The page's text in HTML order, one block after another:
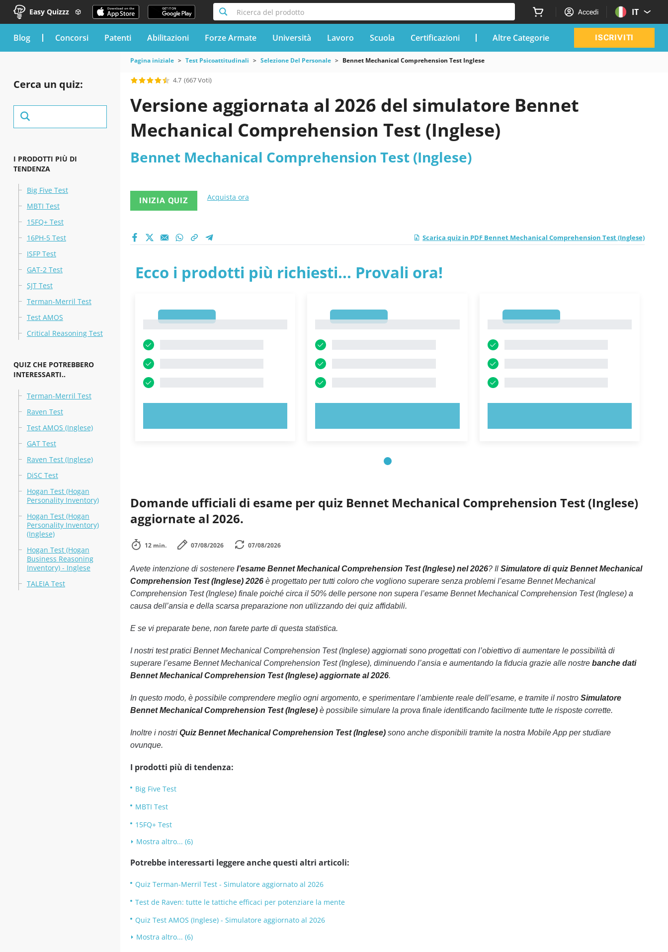
Easy Quizzz Ricerca del prodotto Accedi IT
blog Concorsi Patenti Abilitazioni Forze Armate Università Lavoro Scuola Certificazioni Altre Categorie ISCRIVITI
Cerca un quiz:
I PRODOTTI PIÙ DI
TENDENZA
Big Five Test
MBTI Test
15FQ+ Test
16PH-5 Test
ISFP Test
GAT-2 Test
SJT Test
Terman-Merril Test
Test AMOS
Critical Reasoning Test
QUIZ CHE POTREBBERO
INTERESSARTI..
Terman-Merril Test
Raven Test
Test AMOS (Inglese)
GAT Test
Raven Test (Inglese)
DiSC Test
Hogan Test (Hogan
Personality Inventory)
Hogan Test (Hogan
Personality Inventory)
(Inglese)
Hogan Test (Hogan
Business Reasoning
Inventory) - Inglese
TALEIA Test
Pagina iniziale Test Psicoattitudinali Selezione Del Personale Bennet Mechanical Comprehension Test Inglese
4.7 (667 Voti)
Versione aggiornata al 2026 del simulatore Bennet
Mechanical Comprehension Test (Inglese)
Bennet Mechanical Comprehension Test (Inglese)
INIZIA QUIZ Acquista ora
Scarica quiz in PDF Bennet Mechanical Comprehension Test (Inglese)
Ecco i prodotti più richiesti... Provali ora!
Domande ufficiali di esame per quiz Bennet Mechanical Comprehension Test (Inglese)
aggiornate al 2026.
12 min. 07/08/2026 07/08/2026
Avete intenzione di sostenere l’esame Bennet Mechanical Comprehension Test (Inglese) nel 2026? Il Simulatore di quiz Bennet Mechanical
Comprehension Test (Inglese) 2026è progettato per tutti coloro che vogliono superare senza problemi l’esame Bennet Mechanical
Comprehension Test (Inglese) finale poiché circa il 50% delle persone non supera l’esame Bennet Mechanical Comprehension Test (Inglese) a
causa dell’ansia e della scarsa preparazione non utilizzando dei quiz affidabili.
E se vi preparate bene, non farete parte di questa statistica.
I nostri test pratici Bennet Mechanical Comprehension Test (Inglese) aggiornati sono progettati con l’obiettivo di aumentare le possibilità di
superare l’esame Bennet Mechanical Comprehension Test (Inglese), diminuendo l’ansia e aumentando la fiducia grazie alle nostre banche dati
Bennet Mechanical Comprehension Test (Inglese) aggiornate al 2026.
In questo modo, è possibile comprendere meglio ogni argomento, e sperimentare l’ambiente reale dell’esame, e tramite il nostro Simulatore
Bennet Mechanical Comprehension Test (Inglese)è possibile simulare la prova finale identificando facilmente tutte le risposte corrette.
Inoltre i nostri Quiz Bennet Mechanical Comprehension Test (Inglese)sono anche disponibili tramite la nostra Mobile App per studiare
ovunque.
I prodotti più di tendenza:
Big Five Test
MBTI Test
15FQ+ Test
Mostra altro... (6)
Potrebbe interessarti leggere anche questi altri articoli:
Quiz Terman-Merril Test - Simulatore aggiornato al 2026
Test de Raven: tutte le tattiche efficaci per potenziare la mente
Quiz Test AMOS (Inglese) - Simulatore aggiornato al 2026
Mostra altro... (6)